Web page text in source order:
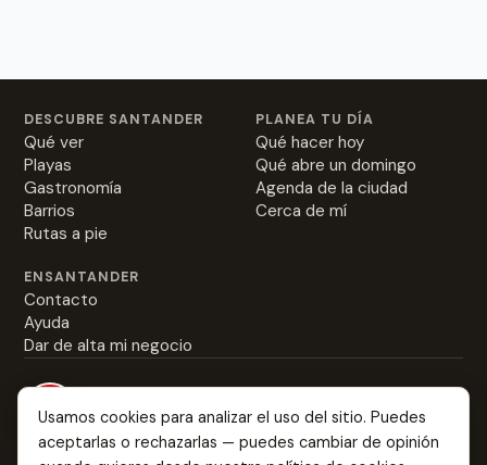
DESCUBRE SANTANDER
Qué ver
Playas
Gastronomía
Barrios
Rutas a pie
PLANEA TU DÍA
Qué hacer hoy
Qué abre un domingo
Agenda de la ciudad
Cerca de mí
ENSANTANDER
Contacto
Ayuda
Dar de alta mi negocio
Todo sobre Santander: desde dónde comer las
Usamos cookies para analizar el uso del sitio. Puedes
aceptarlas o rechazarlas — puedes cambiar de opinión